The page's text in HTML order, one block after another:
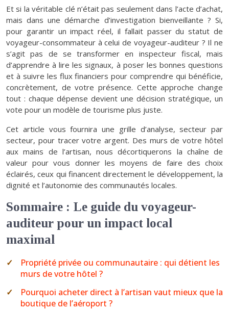
Et si la véritable clé n’était pas seulement dans l’acte d’achat,
mais dans une démarche d’investigation bienveillante ? Si,
pour garantir un impact réel, il fallait passer du statut de
voyageur-consommateur à celui de voyageur-auditeur ? Il ne
s’agit pas de se transformer en inspecteur fiscal, mais
d’apprendre à lire les signaux, à poser les bonnes questions
et à suivre les flux financiers pour comprendre qui bénéficie,
concrètement, de votre présence. Cette approche change
tout : chaque dépense devient une décision stratégique, un
vote pour un modèle de tourisme plus juste.
Cet article vous fournira une grille d’analyse, secteur par
secteur, pour tracer votre argent. Des murs de votre hôtel
aux mains de l’artisan, nous décortiquerons la chaîne de
valeur pour vous donner les moyens de faire des choix
éclairés, ceux qui financent directement le développement, la
dignité et l’autonomie des communautés locales.
Sommaire : Le guide du voyageur-
auditeur pour un impact local
maximal
Propriété privée ou communautaire : qui détient les
murs de votre hôtel ?
Pourquoi acheter direct à l’artisan vaut mieux que la
boutique de l’aéroport ?